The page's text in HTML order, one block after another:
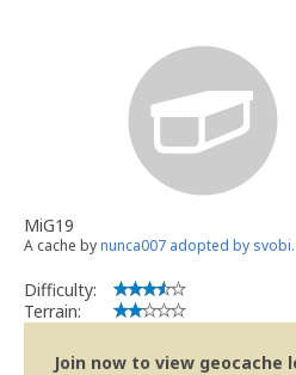
MiG19
A cache bynunca007 adopted by
Difficulty:
Terrain:
Join now to view